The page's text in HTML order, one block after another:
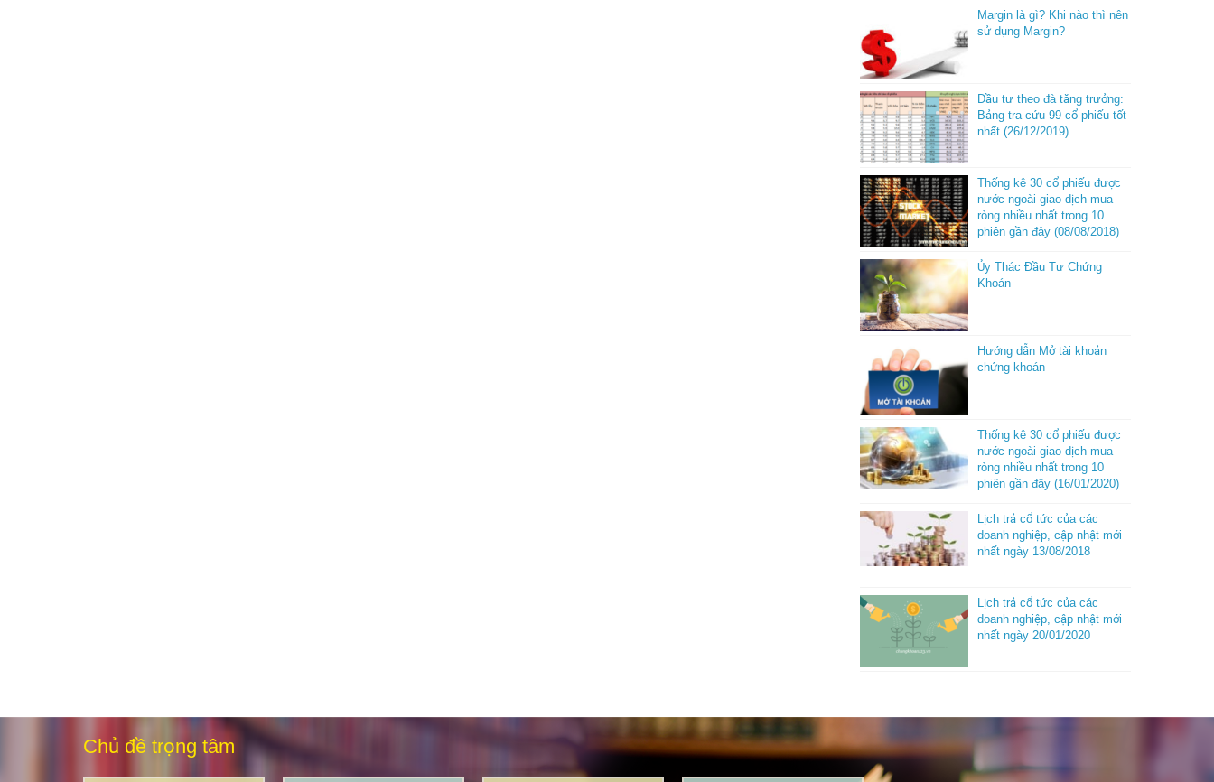
Margin là gì? Khi nào thì nên
sử dụng Margin?
Đầu tư theo đà tăng trưởng:
Bảng tra cứu 99 cổ phiếu tốt
nhất (26/12/2019)
Thống kê 30 cổ phiếu được
nước ngoài giao dịch mua
ròng nhiều nhất trong 10
phiên gần đây (08/08/2018)
Ủy Thác Đầu Tư Chứng
Khoán
Hướng dẫn Mở tài khoản
chứng khoán
Thống kê 30 cổ phiếu được
nước ngoài giao dịch mua
ròng nhiều nhất trong 10
phiên gần đây (16/01/2020)
Lịch trả cổ tức của các
doanh nghiệp, cập nhật mới
nhất ngày 13/08/2018
Lịch trả cổ tức của các
doanh nghiệp, cập nhật mới
nhất ngày 20/01/2020
Chủ đề trọng tâm